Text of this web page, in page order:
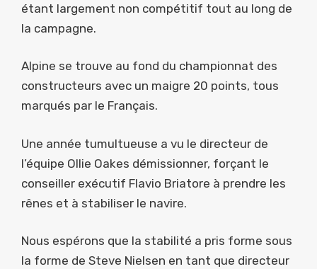
étant largement non compétitif tout au long de
la campagne.
Alpine se trouve au fond du championnat des
constructeurs avec un maigre 20 points, tous
marqués par le Français.
Une année tumultueuse a vu le directeur de
l’équipe Ollie Oakes démissionner, forçant le
conseiller exécutif Flavio Briatore à prendre les
rênes et à stabiliser le navire.
Nous espérons que la stabilité a pris forme sous
la forme de Steve Nielsen en tant que directeur